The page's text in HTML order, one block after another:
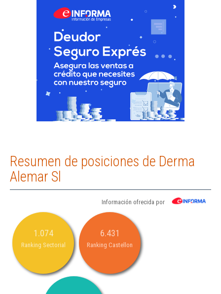
Resumen de posiciones de Derma
Alemar Sl
Información ofrecida por
1.074
Ranking Sectorial
6.431
Ranking Castellon